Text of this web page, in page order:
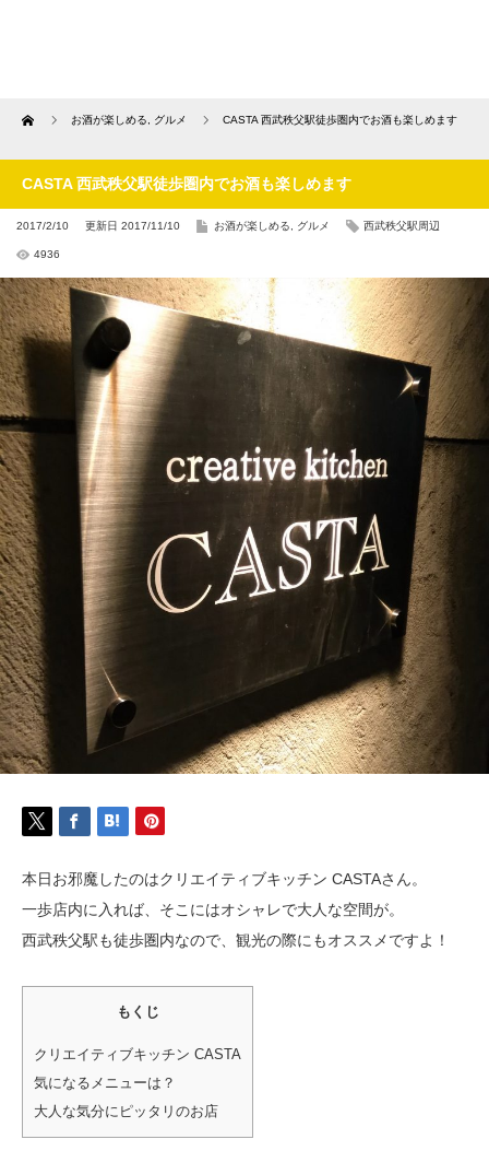
Home お酒が楽しめる グルメ CASTA 西武秩父駅徒歩圏内でお酒も楽しめます
CASTA 西武秩父駅徒歩圏内でお酒も楽しめます
2017/2/10 更新日 2017/11/10 お酒が楽しめる グルメ 西武秩父駅周辺
4936
本日お邪魔したのはクリエイティブキッチン CASTAさん。
一歩店内に入れば、そこにはオシャレで大人な空間が。
西武秩父駅も徒歩圏内なので、観光の際にもオススメですよ！
もくじ
クリエイティブキッチン CASTA
気になるメニューは？
大人な気分にピッタリのお店